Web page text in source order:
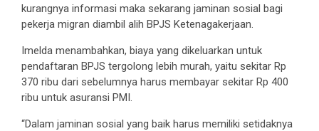
kurangnya informasi maka sekarang jaminan sosial bagi
pekerja migran diambil alih BPJS Ketenagakerjaan.
Imelda menambahkan, biaya yang dikeluarkan untuk
pendaftaran BPJS tergolong lebih murah, yaitu sekitar Rp
370 ribu dari sebelumnya harus membayar sekitar Rp 400
ribu untuk asuransi PMI.
“Dalam jaminan sosial yang baik harus memiliki setidaknya